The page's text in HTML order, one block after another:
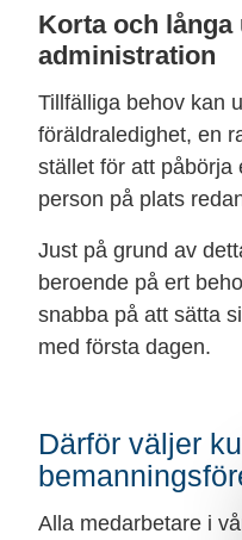
Korta och
administration
Tillfälliga behov kan
föräldraledighet, en
stället för att påbörja
person på plats
Just på grund av
beroende på ert
snabba på att sätta
med första dagen.
Därför väljer
Alla medarbetare i